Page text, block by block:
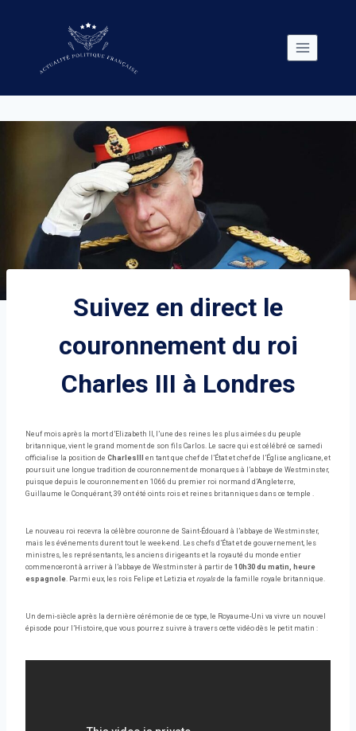
Suivez en direct le
couronnement du roi
Charles III à Londres
Neuf mois après la mort d’Elizabeth II, l’une des reines les plus aimées du peuple
britannique, vient le grand moment de son fils Carlos. Le sacre qui est célébré ce samedi
officialise la position de CharlesIII
en tant que chef de l’État et chef de l’Église anglicane, et
poursuit une longue tradition de couronnement de monarques à l’abbaye de Westminster,
puisque depuis le couronnement en 1066 du premier roi normand d’Angleterre,
Guillaume le Conquérant, 39 ont été oints rois et reines britanniques dans ce temple .
Le nouveau roi recevra la célèbre couronne de Saint-Édouard à l’abbaye de Westminster,
mais les événements durent tout le week-end. Les chefs d’État et de gouvernement, les
ministres, les représentants, les anciens dirigeants et la royauté du monde entier
commenceront à arriver à l’abbaye de Westminster à partir de 10h30 du matin, heure
espagnole. Parmi eux, les rois Felipe et Letizia et royals de la famille royale britannique.
Un demi-siècle après la dernière cérémonie de ce type, le Royaume-Uni va vivre un nouvel
épisode pour l’Histoire, que vous pourrez suivre à travers cette vidéo dès le petit matin :